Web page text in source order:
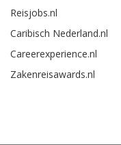
Reisjobs.nl
Caribisch Nederland.nl
Careerexperience.nl
Zakenreisawards.nl